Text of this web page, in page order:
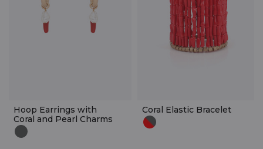
Hoop Earrings with
Coral and Pearl Charms
Coral Elastic Bracelet